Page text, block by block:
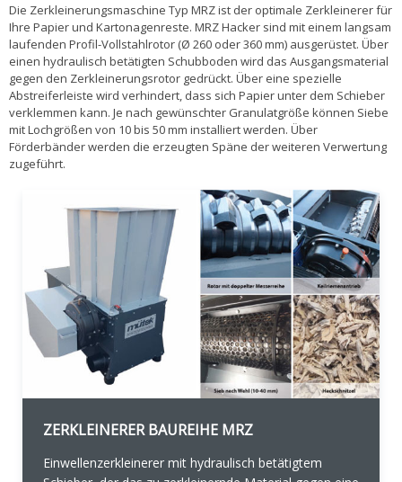
Die Zerkleinerungsmaschine Typ MRZ ist der optimale Zerkleinerer für
Ihre Papier und Kartonagenreste. MRZ Hacker sind mit einem langsam
laufenden Profil-Vollstahlrotor (Ø 260 oder 360 mm) ausgerüstet. Über
einen hydraulisch betätigten Schubboden wird das Ausgangsmaterial
gegen den Zerkleinerungsrotor gedrückt. Über eine spezielle
Abstreiferleiste wird verhindert, dass sich Papier unter dem Schieber
verklemmen kann. Je nach gewünschter Granulatgröße können Siebe
mit Lochgrößen von 10 bis 50 mm installiert werden. Über
Förderbänder werden die erzeugten Späne der weiteren Verwertung
zugeführt.
ZERKLEINERER BAUREIHE MRZ
Einwellenzerkleinerer mit hydraulisch betätigtem